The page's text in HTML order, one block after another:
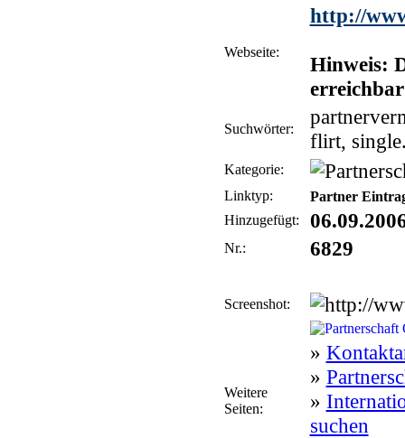
Webseite:
http://
Hinweis:
Suchwörter:
flirt,
Kategorie:
Linktyp:
Partner
Hinzugefügt:
Nr.: 6829
Screenshot:
Weitere
Seiten:
»
»
»
suchen